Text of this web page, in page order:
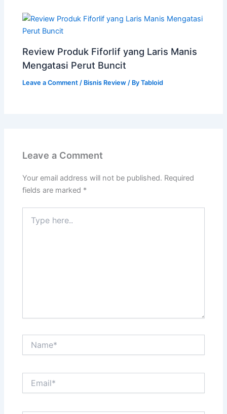
Review Produk Fiforlif yang Laris Manis
Mengatasi Perut Buncit
Leave a Comment / Bisnis Review / ByTabloid
Leave a Comment
Your email address will not be published. Required
fields are marked *
here..